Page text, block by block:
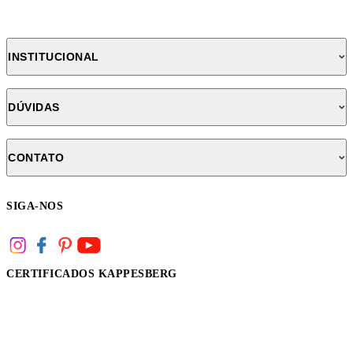
INSTITUCIONAL
DÚVIDAS
CONTATO
SIGA-NOS
CERTIFICADOS KAPPESBERG